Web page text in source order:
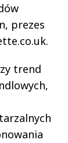
prezes
trend